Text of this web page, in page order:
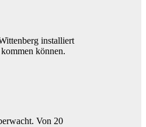
installiert
können.
Von 20